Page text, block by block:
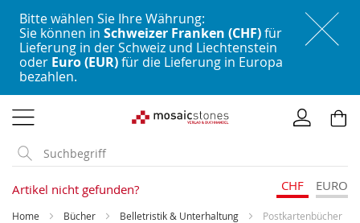
Bitte wählen Sie Ihre Währung:
Sie können in Schweizer Franken (CHF)für
Lieferung in der Schweiz und Liechtenstein
oder Euro (EUR)für die Lieferung in Europa
bezahlen.
zum
Inhalt
Artikel nicht gefunden? CHF EURO
Home Bücher Belletristik & Unterhaltung Postkartenbücher